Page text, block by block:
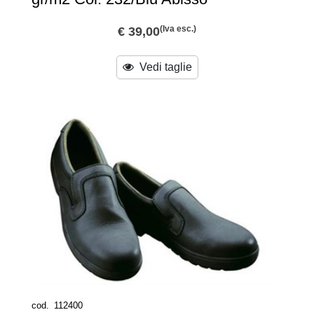
€ 39,00(Iva esc.)
Vedi taglie
cod. 112400